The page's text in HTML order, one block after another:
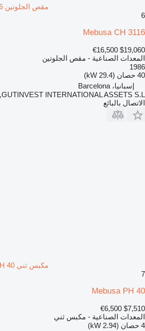
مقص الجلوتين Mebusa CH 3116
6
Mebusa CH 3116
$19,060
€16,500
المعدات الصناعية - مقص الجلوتين
1986
40 حصان (29.4 kW)
إسبانيا، Barcelona
GUTINVEST INTERNATIONAL ASSETS S.L,
الاتصال بالبائع
مكبس ثني Mebusa PH 40
7
Mebusa PH 40
$7,510
€6,500
المعدات الصناعية - مكبس ثني
4 حصان (2.94 kW)